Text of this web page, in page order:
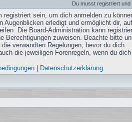
Du musst registriert
registriert sein, um dich anmelden zu
Augenblicken erledigt und ermöglicht dir, auf
Die Board-Administration kann
Berechtigungen zuweisen. Beachte bitte
verwandten Regelungen, bevor du dich
die jeweiligen Forenregeln, wenn du
Datenschutzerklärung